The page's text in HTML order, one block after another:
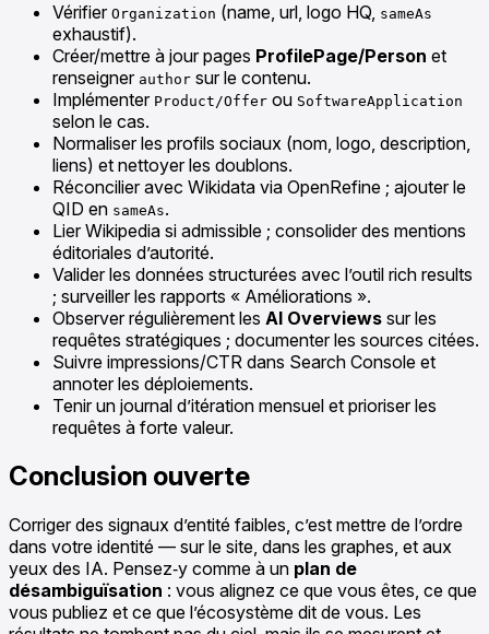
Vérifier Organization (name, url, logo HQ, sameAs
exhaustif).
Créer/mettre à jour pages ProfilePage/Person et
renseigner author sur le contenu.
Implémenter Product/Offer ou SoftwareApplication
selon le cas.
Normaliser les profils sociaux (nom, logo, description,
liens) et nettoyer les doublons.
Réconcilier avec Wikidata via OpenRefine ; ajouter le
QID en sameAs.
Lier Wikipedia si admissible ; consolider des mentions
éditoriales d’autorité.
Valider les données structurées avec l’outil rich results
; surveiller les rapports « Améliorations ».
Observer régulièrement les AI Overviews sur les
requêtes stratégiques ; documenter les sources citées.
Suivre impressions/CTR dans Search Console et
annoter les déploiements.
Tenir un journal d’itération mensuel et prioriser les
requêtes à forte valeur.
Conclusion ouverte
Corriger des signaux d’entité faibles, c’est mettre de l’ordre
dans votre identité — sur le site, dans les graphes, et aux
yeux des IA. Pensez‑y comme à un plan de
désambiguïsation : vous alignez ce que vous êtes, ce que
vous publiez et ce que l’écosystème dit de vous. Les